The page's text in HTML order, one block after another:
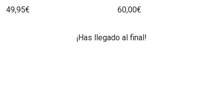
X PARIS.
49,95€ 60,00€
¡Has llegado al final!